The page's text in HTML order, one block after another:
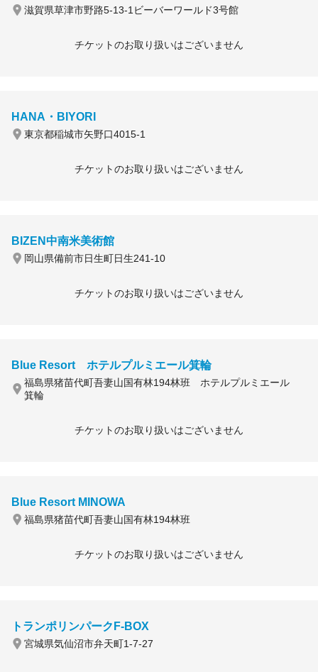
滋賀県草津市野路5-13-1ビーバーワールド3号館
チケットのお取り扱いはございません
HANA・BIYORI
東京都稲城市矢野口4015-1
チケットのお取り扱いはございません
BIZEN中南米美術館
岡山県備前市日生町日生241-10
チケットのお取り扱いはございません
Blue Resort ホテルプルミエール箕輪
福島県猪苗代町吾妻山国有林194林班 ホテルプルミエール
箕輪
チケットのお取り扱いはございません
Blue Resort MINOWA
福島県猪苗代町吾妻山国有林194林班
チケットのお取り扱いはございません
トランポリンパークF-BOX
宮城県気仙沼市弁天町1-7-27